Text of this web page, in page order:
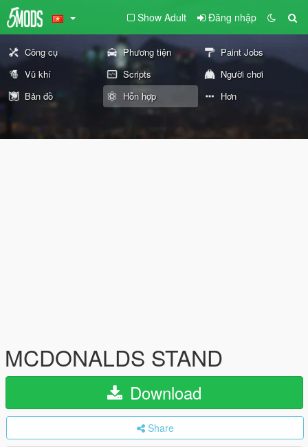
Show Adult Đăng nhập
Công cụ Phương tiện
Paint Jobs
Vũ khí
Scripts
Người chơi
Bản đồ
Hỗn hợp Hơn
MCDONALDS STAND
Download
Share